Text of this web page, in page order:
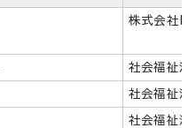
株式会社
社会福祉法
社会福祉法
社会福祉法